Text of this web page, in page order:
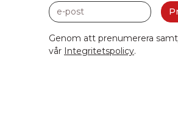
e-post
Genom att prenumerera
vår Integritetspolicy.